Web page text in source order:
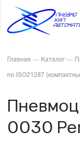
Главная — Каталог —
по ISO21287
0030